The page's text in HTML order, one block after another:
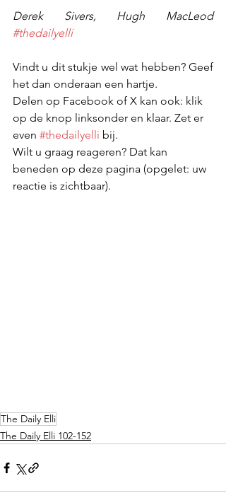
Derek Sivers, Hugh MacLeod
#thedailyelli
Vindt u dit stukje wel wat hebben? Geef
het dan onderaan een hartje.
Delen op Facebook of X kan ook: klik
op de knop linksonder en klaar. Zet er
even #thedailyelli bij.
Wilt u graag reageren? Dat kan
beneden op deze pagina (opgelet: uw
reactie is zichtbaar).
The Daily Elli
The Daily Elli 102-152